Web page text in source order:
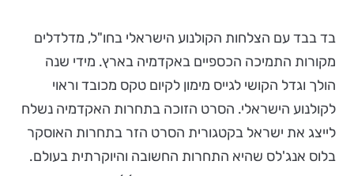
בד בבד עם הצלחות הקולנוע הישראלי בחו"ל, מדלדלים
מקורות התמיכה הכספיים באקדמיה בארץ. מידי שנה
הולך וגדל הקושי לגייס מימון לקיום טקס מכובד וראוי
לקולנוע הישראלי. הסרט הזוכה בתחרות האקדמיה נשלח
לייצג את ישראל בקטגורית הסרט הזר בתחרות האוסקר
בלוס אנג'לס שהיא התחרות החשובה והיוקרתית בעולם.